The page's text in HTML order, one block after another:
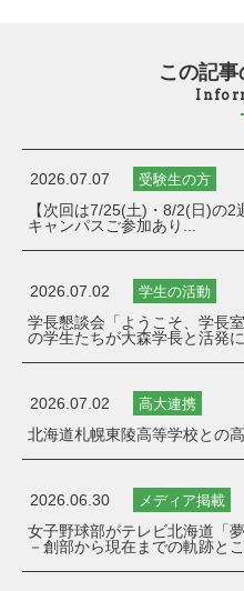
この記
2026.07.07 受験生の方
【次回は7/25(土)・8/2(日)の
キャンパスご参加あり...
2026.07.02 学生の活動
学長懇談会「ようこそ、学長
の学生たちが大森学長と活発に
2026.07.02 高大連携
北海道札幌東陵高等学校との
2026.06.30 メディア掲載
女子野球部がテレビ北海道「
－創部から現在までの軌跡と